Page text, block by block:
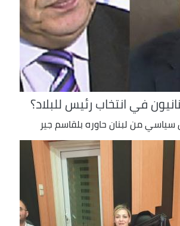
في انتخاب رئيس للبلاد؟
من لبنان حاوره بلقاسم جير